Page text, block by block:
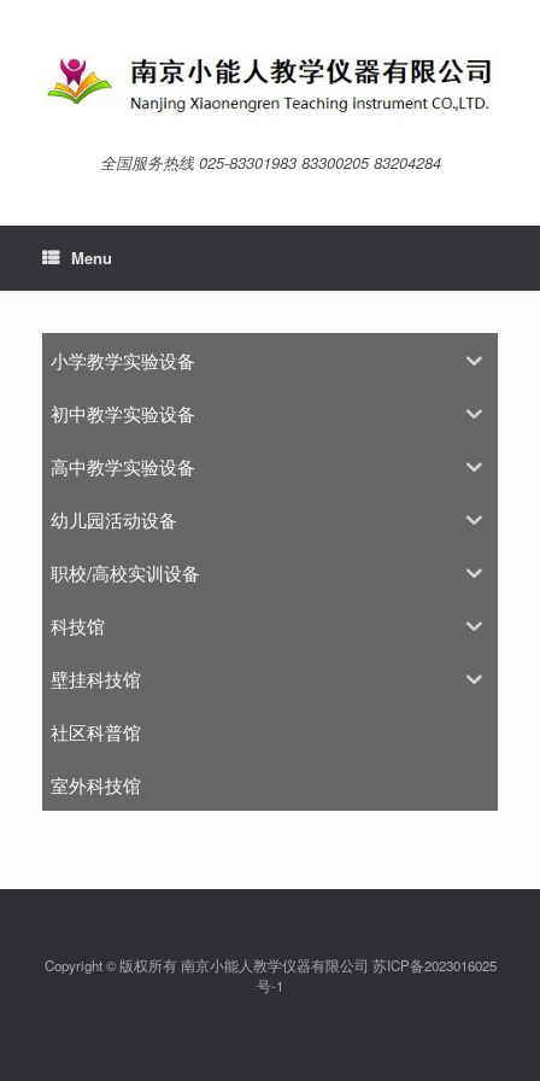
全国服务热线 025-83301983 83300205 83204284
Menu
小学教学实验设备
初中教学实验设备
高中教学实验设备
幼儿园活动设备
职校/高校实训设备
科技馆
壁挂科技馆
社区科普馆
室外科技馆
Copyright © 版权所有 南京小能人教学仪器有限公司 苏ICP备2023016025
号-1